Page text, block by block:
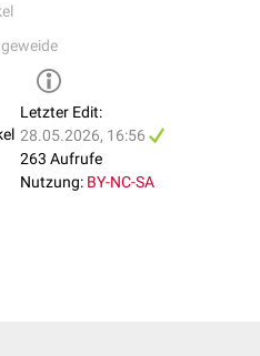
Letzter Edit:
28.05.2026, 16:56
263 Aufrufe
Nutzung: BY-NC-SA